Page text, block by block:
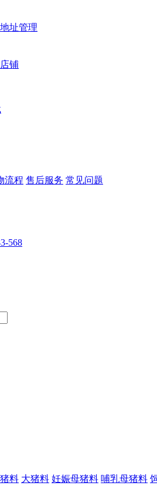
址管理
铺
流程 售后服务 常见问题
568
料 大猪料 妊娠母猪料 哺乳母猪料